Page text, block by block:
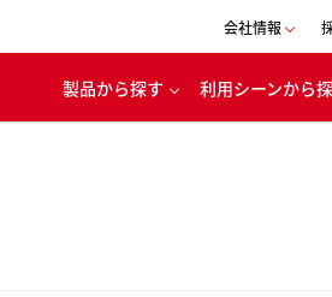
会社情報
会社概要
製品から探す 利用シーンから